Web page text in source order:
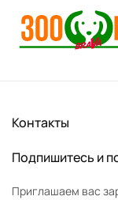
Контакты
Подпишитесь и
Приглашаем вас